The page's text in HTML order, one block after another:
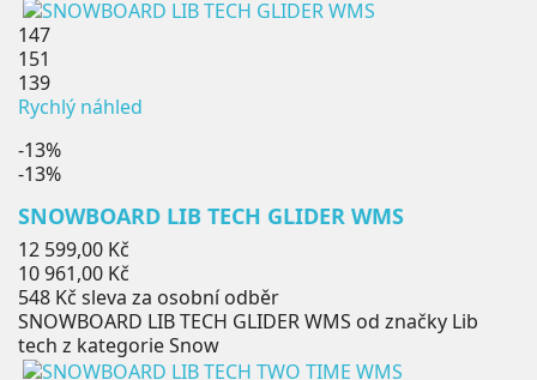
147
151
139
Rychlý náhled
-13%
-13%
SNOWBOARD LIB TECH GLIDER WMS
Běžná
cena
12 599,00 Kč
Cena
10 961,00 Kč
548 Kč sleva za osobní odběr
SNOWBOARD LIB TECH GLIDER WMS od značky Lib
tech z kategorie Snow